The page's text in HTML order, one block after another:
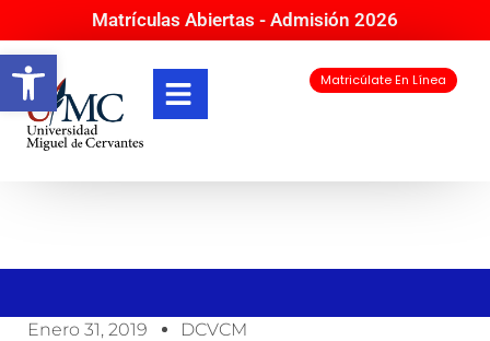
Abrir barra de herramientas
Matrículas Abiertas - Admisión 2026
Matricúlate En Línea
Enero 31, 2019 DCVCM